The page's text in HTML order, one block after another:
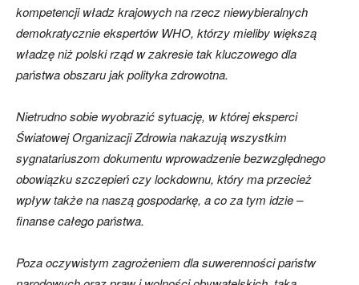
kompetencji władz krajowych na rzecz niewybieralnych
demokratycznie ekspertów WHO, którzy mieliby większą
władzę niż polski rząd w zakresie tak kluczowego dla
państwa obszaru jak polityka zdrowotna.
Nietrudno sobie wyobrazić sytuację, w której eksperci
Światowej Organizacji Zdrowia nakazują wszystkim
sygnatariuszom dokumentu wprowadzenie bezwzględnego
obowiązku szczepień czy lockdownu, który ma przecież
wpływ także na naszą gospodarkę, a co za tym idzie –
finanse całego państwa.
Poza oczywistym zagrożeniem dla suwerenności państw